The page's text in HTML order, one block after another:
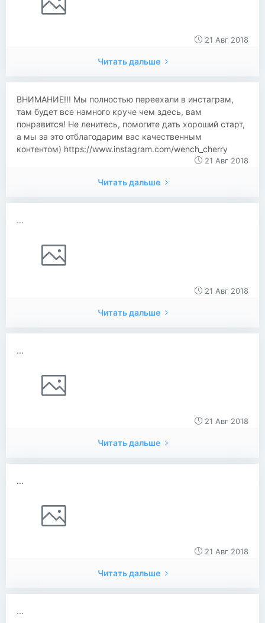
21 Авг 2018
Читать дальше
ВНИМАНИЕ!!! Мы полностью переехали в инстаграм,
там будет все намного круче чем здесь, вам
понравится! Не ленитесь, помогите дать хороший старт,
а мы за это отблагодарим вас качественным
контентом) https://www.instagram.com/wench_cherry
21 Авг 2018
Читать дальше
...
21 Авг 2018
Читать дальше
...
21 Авг 2018
Читать дальше
...
21 Авг 2018
Читать дальше
...